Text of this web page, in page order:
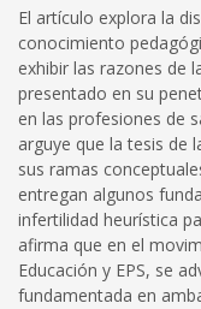
El artículo explora la
conocimiento
exhibir las razones de
presentado en su
en las profesiones de
arguye que la tesis de
sus ramas
entregan algunos
infertilidad heurística
afirma que en el
Educación y EPS, se
fundamentada en